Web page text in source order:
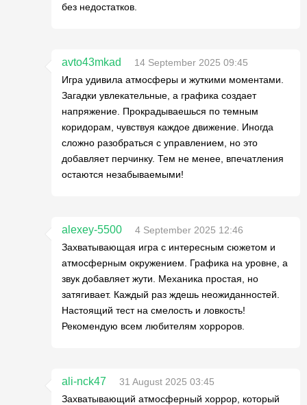
без недостатков.
avto43mkad
14 September 2025 09:45
Игра удивила атмосферы и жуткими моментами.
Загадки увлекательные, а графика создает
напряжение. Прокрадываешься по темным
коридорам, чувствуя каждое движение. Иногда
сложно разобраться с управлением, но это
добавляет перчинку. Тем не менее, впечатления
остаются незабываемыми!
alexey-5500
4 September 2025 12:46
Захватывающая игра с интересным сюжетом и
атмосферным окружением. Графика на уровне, а
звук добавляет жути. Механика простая, но
затягивает. Каждый раз ждешь неожиданностей.
Настоящий тест на смелость и ловкость!
Рекомендую всем любителям хорроров.
ali-nck47
31 August 2025 03:45
Захватывающий атмосферный хоррор, который